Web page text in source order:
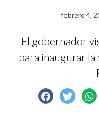
febrero 4,
El gobernador
para inaugurar la